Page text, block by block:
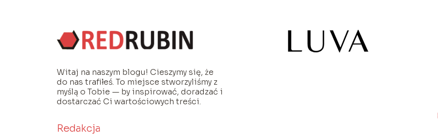
Witaj na naszym blogu! Cieszymy się, że
do nas trafiłeś. To miejsce stworzyliśmy z
myślą o Tobie — by inspirować, doradzać i
dostarczać Ci wartościowych treści.
Redakcja